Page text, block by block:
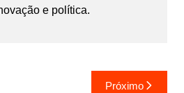
e política.
Próximo